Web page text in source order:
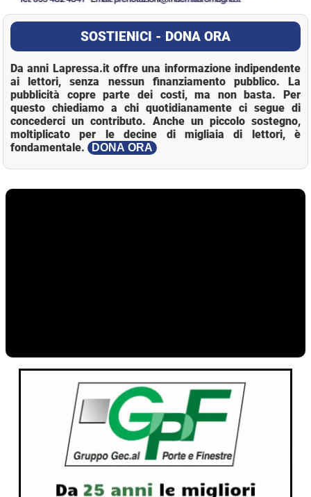
SOSTIENICI - DONA ORA
Da anni Lapressa.it offre una informazione indipendente
ai lettori, senza nessun finanziamento pubblico. La
pubblicità copre parte dei costi, ma non basta. Per
questo chiediamo a chi quotidianamente ci segue di
concederci un contributo. Anche un piccolo sostegno,
moltiplicato per le decine di migliaia di lettori, è
fondamentale.
DONA ORA